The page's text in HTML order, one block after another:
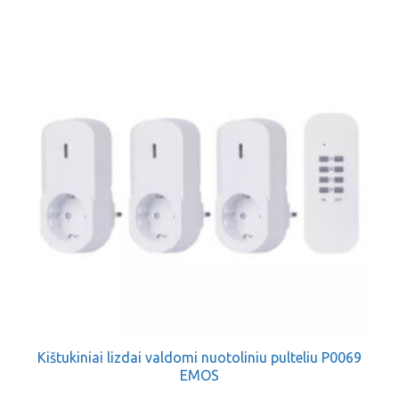
Kištukiniai lizdai valdomi nuotoliniu pulteliu P0069
EMOS